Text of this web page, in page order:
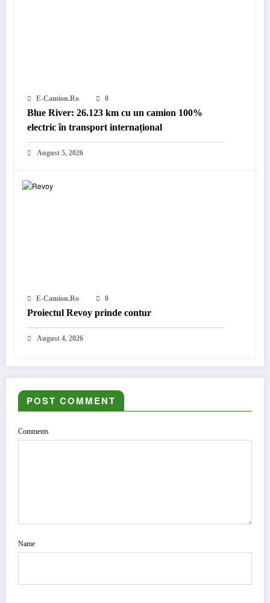
E-Camion.ro 0
Blue River: 26.123 km cu un camion 100%
electric în transport internațional
August 5, 2026
E-Camion.ro 0
Proiectul Revoy prinde contur
August 4, 2026
POST COMMENT
Comments
Name